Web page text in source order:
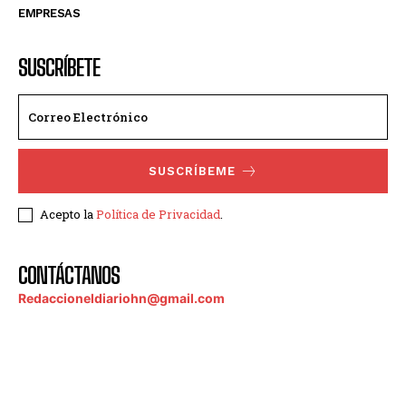
EMPRESAS
SUSCRÍBETE
SUSCRÍBEME
Acepto laPolítica de Privacidad.
CONTÁCTANOS
Redaccioneldiariohn@gmail.com